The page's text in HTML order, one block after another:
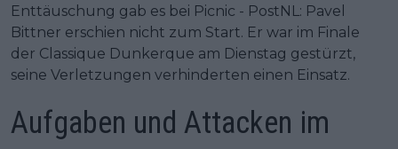
Enttäuschung gab es bei Picnic - PostNL: Pavel
Bittner erschien nicht zum Start. Er war im Finale
der Classique Dunkerque am Dienstag gestürzt,
seine Verletzungen verhinderten einen Einsatz.
Aufgaben und Attacken im